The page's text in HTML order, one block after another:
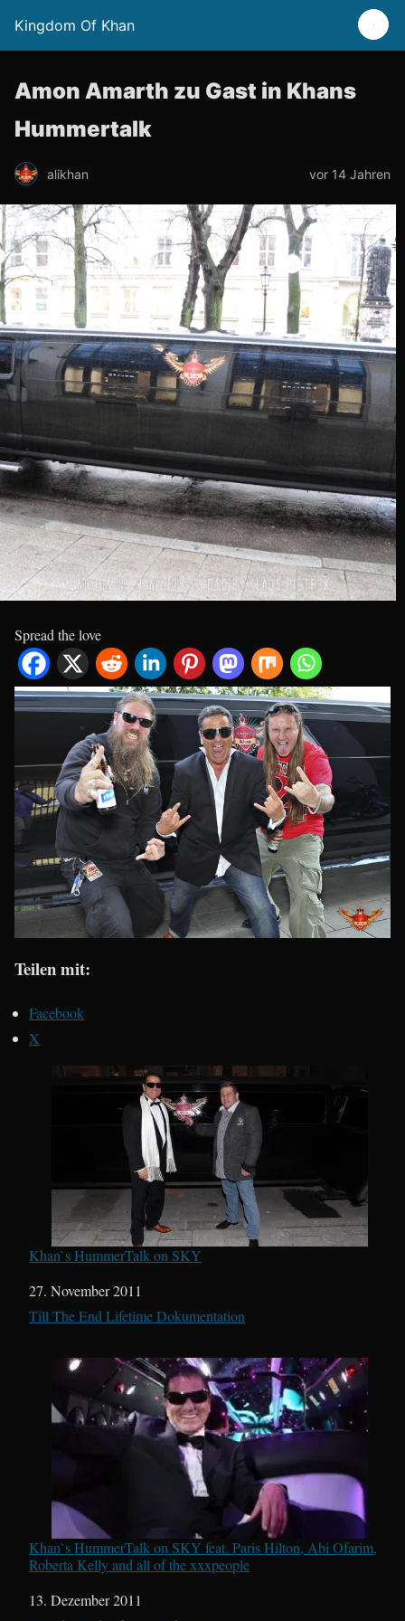
Kingdom Of Khan
Amon Amarth zu Gast in Khans
Hummertalk
alikhan vor 14 Jahren
Spread the love
Teilen mit:
Facebook
X
Khan`s HummerTalk on SKY
Datum
27. November 2011
In Bezug auf
Till The End Lifetime Dokumentation
Khan`s HummerTalk on SKY feat. Paris Hilton, Abi Ofarim,
Roberta Kelly and all of the xxxpeople
Datum
13. Dezember 2011